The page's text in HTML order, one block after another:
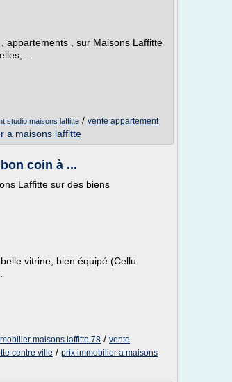
appartements , sur Maisons Laffitte
studio maisons laffitte / vente appartement
a maisons laffitte
coin à ...
Laffitte sur des biens
vitrine, bien équipé (Cellu
maisons laffitte 78 / vente
centre ville / prix immobilier a maisons